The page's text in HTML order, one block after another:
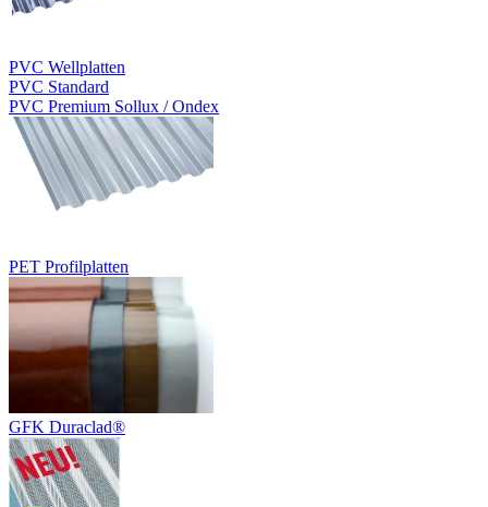
PVC Wellplatten
PVC Standard
PVC Premium Sollux / Ondex
PET Profilplatten
GFK Duraclad®